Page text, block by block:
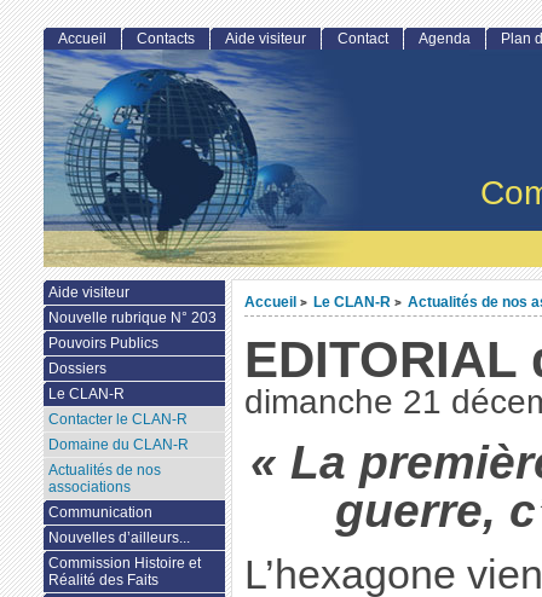
Accueil > Le CLAN-R > Actualités de nos
EDITORIAL
dimanche 21
« La
guerre,
L’hexagone
Accueil Contacts Aide visiteur Contact Agenda Plan
Aide visiteur
Nouvelle rubrique N° 203
Pouvoirs Publics
Dossiers
Le CLAN-R
Contacter le CLAN-R
Domaine du CLAN-R
Actualités de nos
associations
Communication
Nouvelles d’ailleurs...
Commission Histoire et
Réalité des Faits